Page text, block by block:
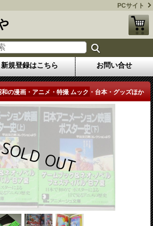
PCサイト
新規登録はこちら お問い合せ
和の漫画・アニメ・特撮 ムック・台本・グッズほか